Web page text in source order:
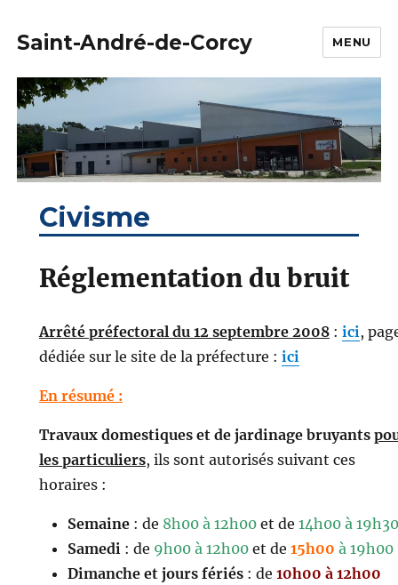
Saint-André-de-Corcy MENU
Civisme
Réglementation du bruit
Arrêté préfectoral du 12 septembre 2008: ici ,
dédiée sur le site de la préfecture : ici
En résumé :
Travaux domestiques et de jardinage bruyants
les particuliers, ils sont autorisés suivant ces
horaires :
Semaine: de 8h00 à 12h00et de 14h00 à 19h30
Samedi : de 9h00 à 12h00et de 15h00 à 19h00
Dimanche et jours fériés: de 10h00 à 12h00